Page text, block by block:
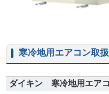
寒冷地用エアコン取
ダイキン 寒冷地用エア